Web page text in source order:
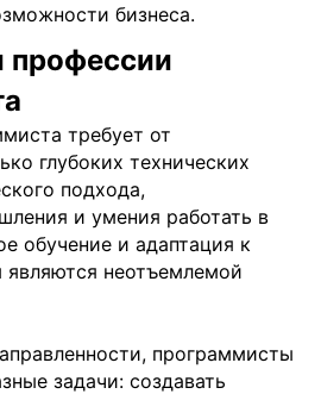
бизнеса.
профессии
требует от
глубоких технических
подхода,
и умения работать в
обучение и адаптация к
неотъемлемой
программисты
задачи: создавать